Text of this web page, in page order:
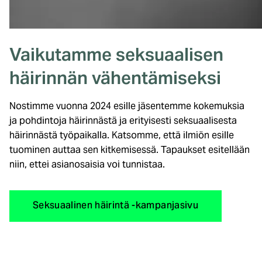
Vaikutamme seksuaalisen
häirinnän vähentämiseksi
Nostimme vuonna 2024 esille jäsentemme kokemuksia
ja pohdintoja häirinnästä ja erityisesti seksuaalisesta
häirinnästä työpaikalla. Katsomme, että ilmiön esille
tuominen auttaa sen kitkemisessä. Tapaukset esitellään
niin, ettei asianosaisia voi tunnistaa.
Seksuaalinen häirintä -kampanjasivu